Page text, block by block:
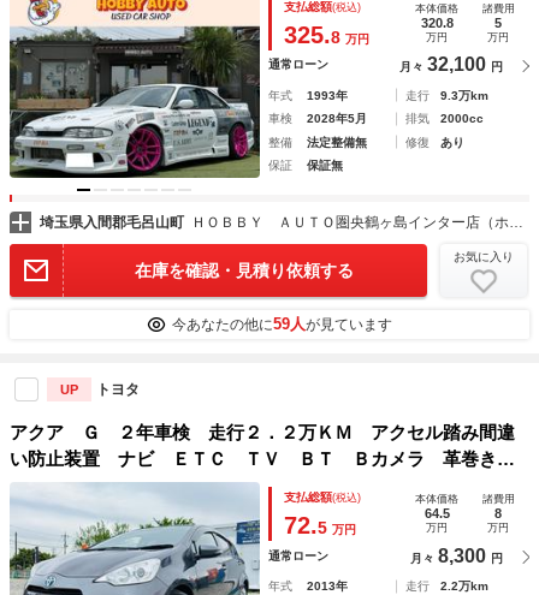
バー・タワーバー／３連メーター／ヴァリノアルミ
支払総額(税込)
325.8 万円
本体価格
320.8
万円
諸費用
5
万円
通常ローン 月々 32,100 円
年式 1993年 走行
9.3万km
車検
2028年5月 排気
2000cc
整備
法定整備無 修復
あり
保証
保証無
埼玉県入間郡毛呂山町 ＨＯＢＢＹ ＡＵＴＯ圏央鶴ヶ島インター店（ホビーオート）
在庫を確認・見積り依頼する
お気に入り
今あなたの他に59人が見ています
UP トヨタ
アクア Ｇ ２年車検 走行２．２万ＫＭ アクセル踏み間違
い防止装置 ナビ ＥＴＣ ＴＶ ＢＴ Ｂカメラ 革巻きス
テアリング スマートキーＨＩＤヘッドライト Ｆランプ Ｐ
スタート オートＡＣ・ライト ＤＶＤ 禁煙車
支払総額(税込)
72.5 万円
本体価格
64.5
万円
諸費用
8
万円
通常ローン 月々 8,300 円
年式 2013年 走行
2.2万km